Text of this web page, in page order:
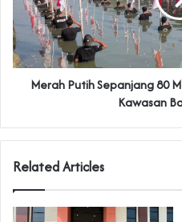
‎Merah Putih Sepanjang 80
Kawasan
Related Articles